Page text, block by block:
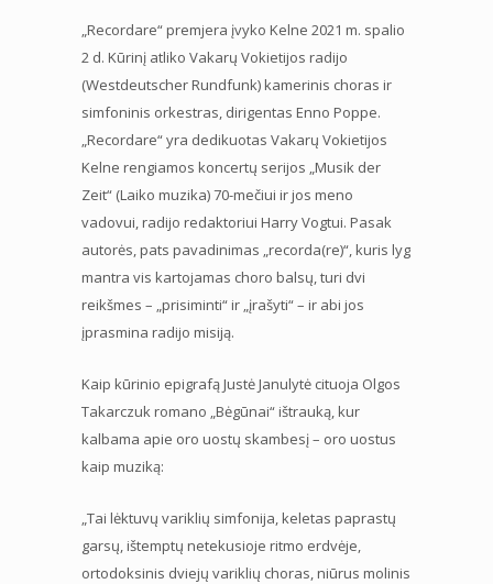
„Recordare“ premjera įvyko Kelne 2021 m. spalio
2 d. Kūrinį atliko Vakarų Vokietijos radijo
(Westdeutscher Rundfunk) kamerinis choras ir
simfoninis orkestras, dirigentas Enno Poppe.
„Recordare“ yra dedikuotas Vakarų Vokietijos
Kelne rengiamos koncertų serijos „Musik der
Zeit“ (Laiko muzika) 70-mečiui ir jos meno
vadovui, radijo redaktoriui Harry Vogtui. Pasak
autorės, pats pavadinimas „recorda(re)“, kuris lyg
mantra vis kartojamas choro balsų, turi dvi
reikšmes – „prisiminti“ ir „įrašyti“ – ir abi jos
įprasmina radijo misiją.
Kaip kūrinio epigrafą Justė Janulytė cituoja Olgos
Takarczuk romano „Bėgūnai“ ištrauką, kur
kalbama apie oro uostų skambesį – oro uostus
kaip muziką:
„Tai lėktuvų variklių simfonija, keletas paprastų
garsų, ištemptų netekusioje ritmo erdvėje,
ortodoksinis dviejų variklių choras, niūrus molinis